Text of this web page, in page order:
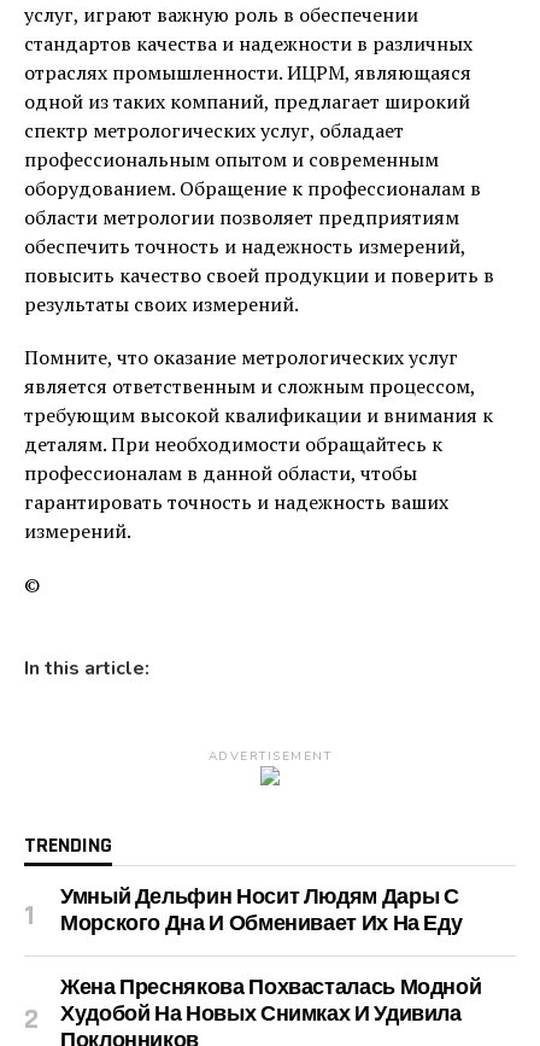
услуг, играют важную роль в обеспечении
стандартов качества и надежности в различных
отраслях промышленности. ИЦРМ, являющаяся
одной из таких компаний, предлагает широкий
спектр метрологических услуг, обладает
профессиональным опытом и современным
оборудованием. Обращение к профессионалам в
области метрологии позволяет предприятиям
обеспечить точность и надежность измерений,
повысить качество своей продукции и поверить в
результаты своих измерений.
Помните, что оказание метрологических услуг
является ответственным и сложным процессом,
требующим высокой квалификации и внимания к
деталям. При необходимости обращайтесь к
профессионалам в данной области, чтобы
гарантировать точность и надежность ваших
измерений.
©
In this article:
ADVERTISEMENT
TRENDING
Умный Дельфин Носит Людям Дары С
Морского Дна И Обменивает Их На Еду
Жена Преснякова Похвасталась Модной
Худобой На Новых Снимках И Удивила